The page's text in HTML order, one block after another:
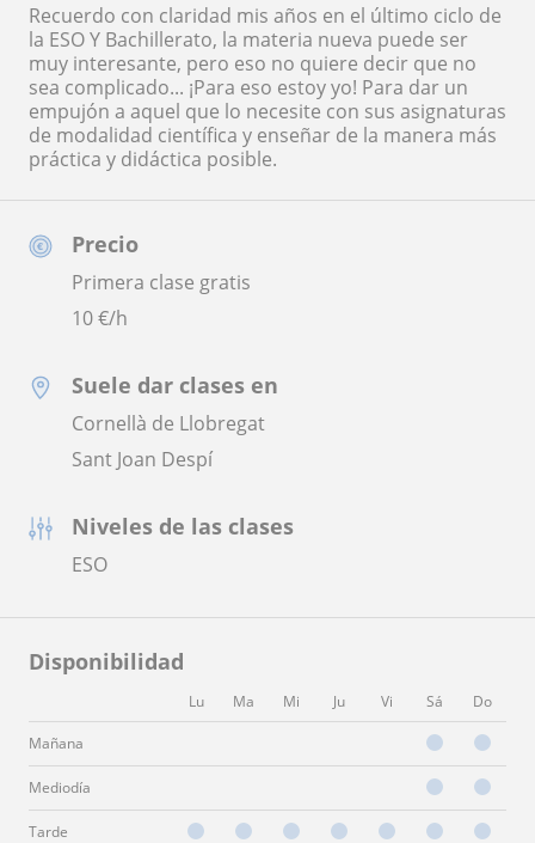
Precio
Primera clase gratis
10€/h
Suele dar clases en
Cornellà de Llobregat
Sant Joan Despí
Niveles de las clases
ESO
Disponibilidad
Lu Ma Mi Ju Vi Sá Do
Mañana
Mediodía
Tarde
Recuerdo con claridad mis años en el último ciclo de
la ESO Y Bachillerato, la materia nueva puede ser
muy interesante, pero eso no quiere decir que no
sea complicado... ¡Para eso estoy yo! Para dar un
empujón a aquel que lo necesite con sus asignaturas
de modalidad científica y enseñar de la manera más
práctica y didáctica posible.